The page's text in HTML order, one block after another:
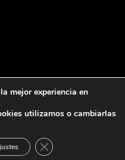
de Informática de Diputación
mejor experiencia en
utilizamos o cambiarlas
Cerrar el banner de